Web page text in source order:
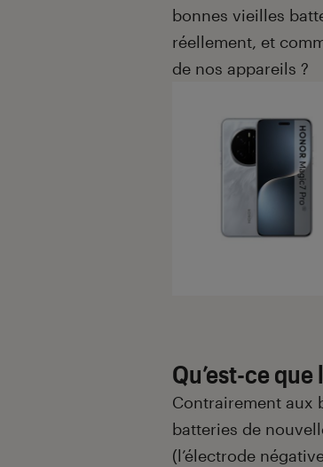
bonnes vieilles
réellement, et
de nos appareils ?
Qu’est-ce
Contrairement aux
batteries de
(l’électrode